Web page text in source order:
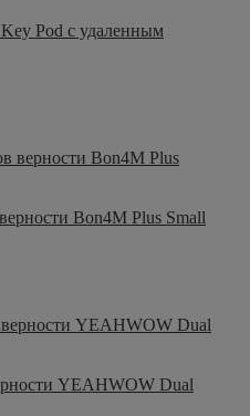
Pod с удаленным
Bon4M Plus Small
YEAHWOW Dual